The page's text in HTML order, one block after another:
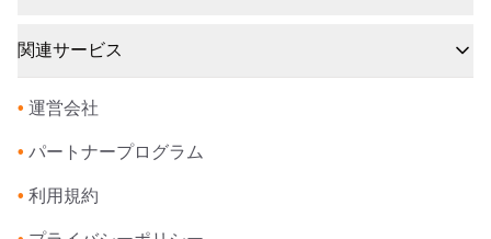
関連サービス
• 運営会社
• パートナープログラム
• 利用規約